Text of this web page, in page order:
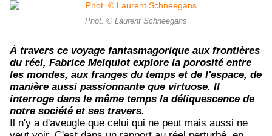
Phot. © Laurent Schneegans
À travers ce voyage fantasmagorique aux frontières
du réel, Fabrice Melquiot explore la porosité entre
les mondes, aux franges du temps et de l'espace, de
manière aussi passionnante que virtuose. Il
interroge dans le même temps la déliquescence de
notre société et ses travers.
Il n'y a d'aveugle que celui qui ne peut mais aussi ne